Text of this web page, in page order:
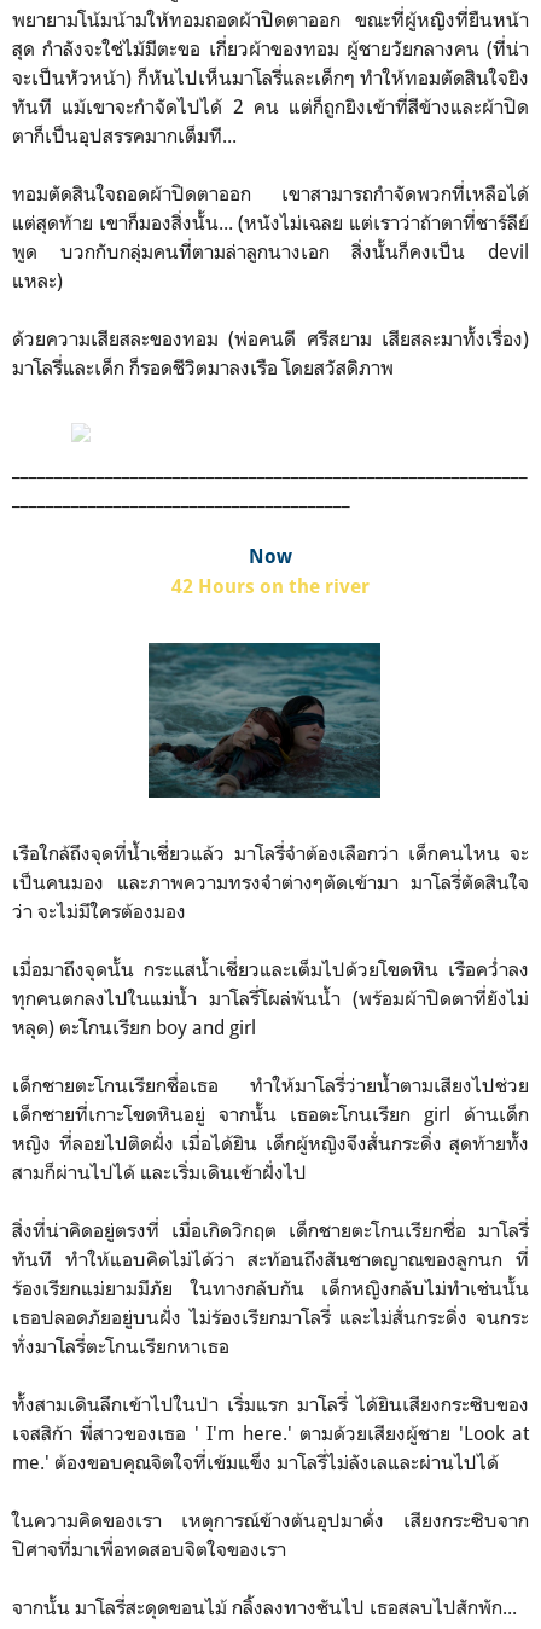
พยายามโน้มน้ามให้ทอมถอดผ้าปิดตาออก ขณะที่ผู้หญิงที่ยืนหน้า
สุด กำลังจะใช่ไม้มีตะขอ เกี่ยวผ้าของทอม ผู้ชายวัยกลางคน (ที่น่า
จะเป็นหัวหน้า) ก็หันไปเห็นมาโลรี่และเด็กๆ ทำให้ทอมตัดสินใจยิง
ทันที แม้เขาจะกำจัดไปได้ 2 คน แต่ก็ถูกยิงเข้าที่สีข้างและผ้าปิด
ตาก็เป็นอุปสรรคมากเต็มที...
ทอมตัดสินใจถอดผ้าปิดตาออก เขาสามารถกำจัดพวกที่เหลือได้
แต่สุดท้าย เขาก็มองสิ่งนั้น... (หนังไม่เฉลย แต่เราว่าถ้าตาที่ชาร์ลีย์
พูด บวกกับกลุ่มคนที่ตามล่าลูกนางเอก สิ่งนั้นก็คงเป็น devil
แหละ)
ด้วยความเสียสละของทอม (พ่อคนดี ศรีสยาม เสียสละมาทั้งเรื่อง)
มาโลรี่และเด็ก ก็รอดชีวิตมาลงเรือ โดยสวัสดิภาพ
Now
42 Hours on the river
เรือใกล้ถึงจุดที่น้ำเชี่ยวแล้ว มาโลรี่จำต้องเลือกว่า เด็กคนไหน จะ
เป็นคนมอง และภาพความทรงจำต่างๆตัดเข้ามา มาโลรี่ตัดสินใจ
ว่า จะไม่มีใครต้องมอง
เมื่อมาถึงจุดนั้น กระแสน้ำเชี่ยวและเต็มไปด้วยโขดหิน เรือคว่ำลง
ทุกคนตกลงไปในแม่น้ำ มาโลรี่โผล่พ้นน้ำ (พร้อมผ้าปิดตาที่ยังไม่
หลุด) ตะโกนเรียก boy and girl
เด็กชายตะโกนเรียกชื่อเธอ ทำให้มาโลรี่ว่ายน้ำตามเสียงไปช่วย
เด็กชายที่เกาะโขดหินอยู่ จากนั้น เธอตะโกนเรียก girl ด้านเด็ก
หญิง ที่ลอยไปติดฝั่ง เมื่อได้ยิน เด็กผู้หญิงจึงสั่นกระดิ่ง สุดท้ายทั้ง
สามก็ผ่านไปได้ และเริ่มเดินเข้าฝั่งไป
สิ่งที่น่าคิดอยู่ตรงที่ เมื่อเกิดวิกฤต เด็กชายตะโกนเรียกชื่อ มาโลรี่
ทันที ทำให้แอบคิดไม่ได้ว่า สะท้อนถึงสันชาตญาณของลูกนก ที่
ร้องเรียกแม่ยามมีภัย ในทางกลับกัน เด็กหญิงกลับไม่ทำเช่นนั้น
เธอปลอดภัยอยู่บนฝั่ง ไม่ร้องเรียกมาโลรี่ และไม่สั่นกระดิ่ง จนกระ
ทั่งมาโลรี่ตะโกนเรียกหาเธอ
ทั้งสามเดินลึกเข้าไปในป่า เริ่มแรก มาโลรี่ ได้ยินเสียงกระซิบของ
เจสสิก้า พี่สาวของเธอ ' I'm here.' ตามด้วยเสียงผู้ชาย 'Look at
me.' ต้องขอบคุณจิตใจที่เข้มแข็ง มาโลรี่ไม่ลังเลและผ่านไปได้
ในความคิดของเรา เหตุการณ์ข้างต้นอุปมาดั่ง เสียงกระซิบจาก
ปิศาจที่มาเพื่อทดสอบจิตใจของเรา
จากนั้น มาโลรี่สะดุดขอนไม้ กลิ้งลงทางชันไป เธอสลบไปสักพัก...